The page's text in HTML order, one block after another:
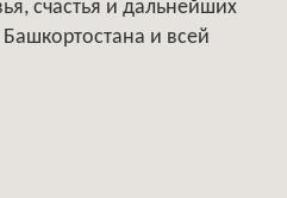
счастья и дальнейших
и всей